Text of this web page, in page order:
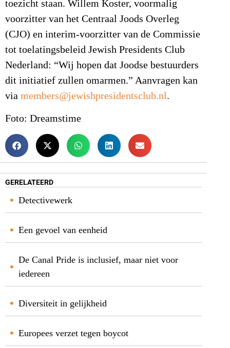
toezicht staan. Willem Koster, voormalig
voorzitter van het Centraal Joods Overleg
(CJO) en interim-voorzitter van de Commissie
tot toelatingsbeleid Jewish Presidents Club
Nederland: “Wij hopen dat Joodse bestuurders
dit initiatief zullen omarmen.” Aanvragen kan
via members@jewishpresidentsclub.nl.
Foto: Dreamstime
GERELATEERD
Detectivewerk
Een gevoel van eenheid
De Canal Pride is inclusief, maar niet voor
iedereen
Diversiteit in gelijkheid
Europees verzet tegen boycot